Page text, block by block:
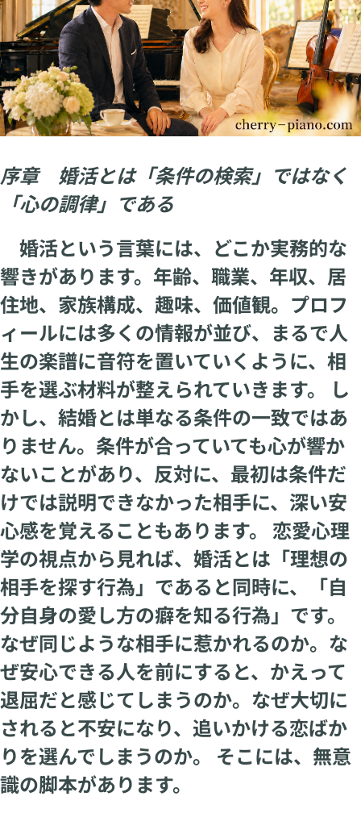
序章 婚活とは「条件の検索」ではなく
「心の調律」である
婚活という言葉には、どこか実務的な
響きがあります。年齢、職業、年収、居
住地、家族構成、趣味、価値観。プロフ
ィールには多くの情報が並び、まるで人
生の楽譜に音符を置いていくように、相
手を選ぶ材料が整えられていきます。 し
かし、結婚とは単なる条件の一致ではあ
りません。条件が合っていても心が響か
ないことがあり、反対に、最初は条件だ
けでは説明できなかった相手に、深い安
心感を覚えることもあります。 恋愛心理
学の視点から見れば、婚活とは「理想の
相手を探す行為」であると同時に、「自
分自身の愛し方の癖を知る行為」です。
なぜ同じような相手に惹かれるのか。な
ぜ安心できる人を前にすると、かえって
退屈だと感じてしまうのか。なぜ大切に
されると不安になり、追いかける恋ばか
りを選んでしまうのか。 そこには、無意
識の脚本があります。